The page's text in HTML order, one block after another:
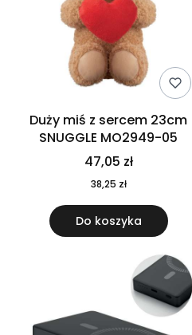
Duży miś z sercem 23cm
SNUGGLE MO2949-05
47,05 zł
38,25 zł
Do koszyka